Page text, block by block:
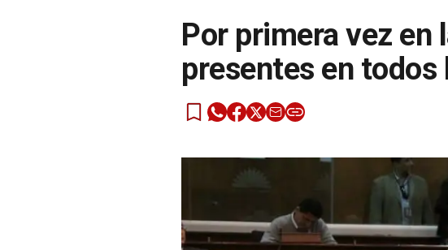
Por primera vez en
presentes en